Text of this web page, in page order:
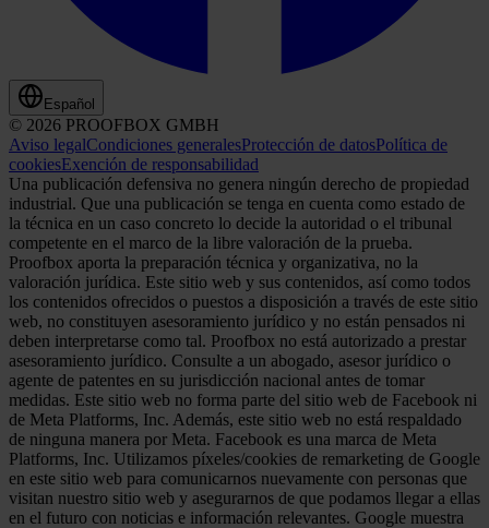
Español
© 2026 PROOFBOX GMBH
Aviso legalCondiciones generalesProtección de datosPolítica de
cookiesExención de responsabilidad
Una publicación defensiva no genera ningún derecho de propiedad
industrial. Que una publicación se tenga en cuenta como estado de
la técnica en un caso concreto lo decide la autoridad o el tribunal
competente en el marco de la libre valoración de la prueba.
Proofbox aporta la preparación técnica y organizativa, no la
valoración jurídica. Este sitio web y sus contenidos, así como todos
los contenidos ofrecidos o puestos a disposición a través de este sitio
web, no constituyen asesoramiento jurídico y no están pensados ni
deben interpretarse como tal. Proofbox no está autorizado a prestar
asesoramiento jurídico. Consulte a un abogado, asesor jurídico o
agente de patentes en su jurisdicción nacional antes de tomar
medidas. Este sitio web no forma parte del sitio web de Facebook ni
de Meta Platforms, Inc. Además, este sitio web no está respaldado
de ninguna manera por Meta. Facebook es una marca de Meta
Platforms, Inc. Utilizamos píxeles/cookies de remarketing de Google
en este sitio web para comunicarnos nuevamente con personas que
visitan nuestro sitio web y asegurarnos de que podamos llegar a ellas
en el futuro con noticias e información relevantes. Google muestra